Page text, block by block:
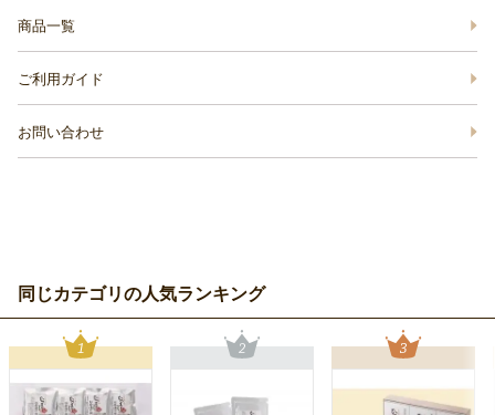
商品一覧
ご利用ガイド
お問い合わせ
同じカテゴリの人気ランキング